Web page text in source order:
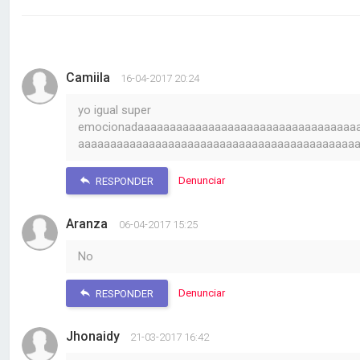
Camiila 16-04-2017 20:24
yo igual super
RESPONDER Denunciar
Aranza 06-04-2017 15:25
No
RESPONDER Denunciar
Jhonaidy 21-03-2017 16:42